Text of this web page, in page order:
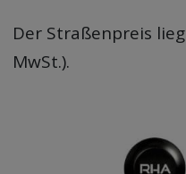
Der Straßenpreis
MwSt.).